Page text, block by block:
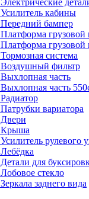
кабины
бампер
грузовой
грузовой
система
Воздушный фильтр
часть
часть
вариатора
Крыша
рулевого
для
стекло
заднего вида